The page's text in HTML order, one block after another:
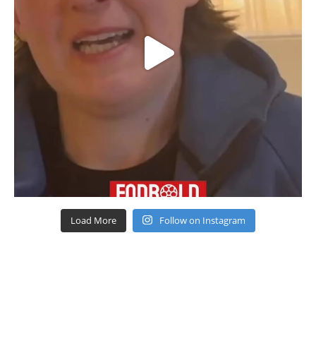
Load More Follow on Instagram